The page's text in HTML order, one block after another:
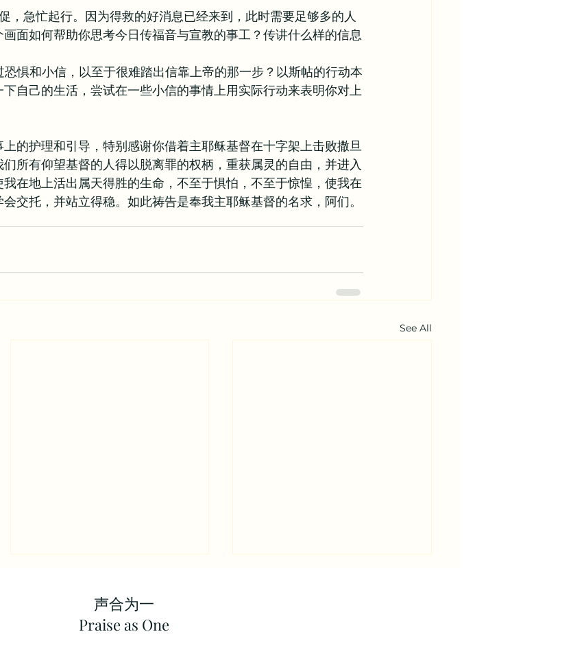
，急忙起行。因为得救的好消息已经来到，此时需要足够多的人
面如何帮助你思考今日传福音与宣教的事工？传讲什么样的信息
惧和小信，以至于很难踏出信靠上帝的那一步？以斯帖的行动本
自己的生活，尝试在一些小信的事情上用实际行动来表明你对上
的护理和引导，特别感谢你借着主耶稣基督在十字架上击败撒旦
所有仰望基督的人得以脱离罪的权柄，重获属灵的自由，并进入
在地上活出属天得胜的生命，不至于惧怕，不至于惊惶，使我在
交托，并站立得稳。如此祷告是奉我主耶稣基督的名求，阿们。
See All
声合为一
​Praise as One